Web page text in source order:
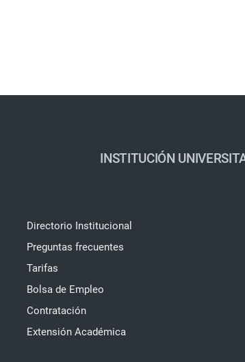
INSTITUCIÓN
Directorio Institucional
Preguntas frecuentes
Tarifas
Bolsa de Empleo
Contratación
Extensión Académica